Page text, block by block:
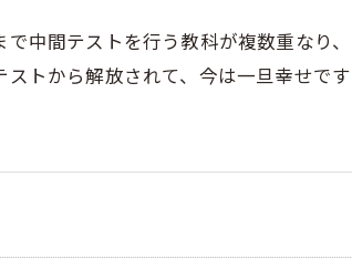
中間テストを行う教科が複数重なり
トから解放されて、今は一旦幸せで